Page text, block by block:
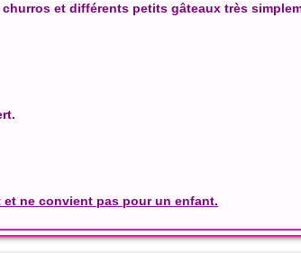
et différents petits gâteaux très
ne convient pas pour un enfant.